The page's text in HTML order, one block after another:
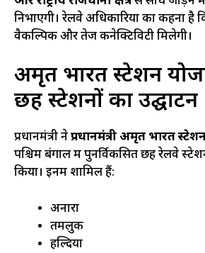
निभाएगी। रेलवे अधिकारियों का कहना है
वैकल्पिक और तेज कनेक्टिविटी मिलेगी।
अमृत भारत स्टेशन
छह स्टेशनों का उद्घाटन
प्रधानमंत्री नेप्रधानमंत्री अमृत भारत
पश्चिम बंगाल में पुनर्विकसित छह रेलवे
किया। इनमें शामिल हैं:
अनारा
तमलुक
हल्दिया